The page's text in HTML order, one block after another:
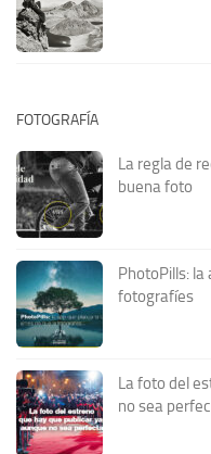
FOTOGRAFÍA
La regla de
buena foto
PhotoPills: la
fotografíes
La foto del
no sea